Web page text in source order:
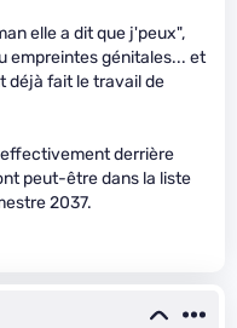
elle a dit que j'peux",
empreintes génitales... et
déjà fait le travail de
derrière
peut-être dans la liste
2037.